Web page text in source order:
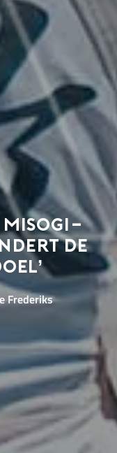
Misogi-
de
Frederiks